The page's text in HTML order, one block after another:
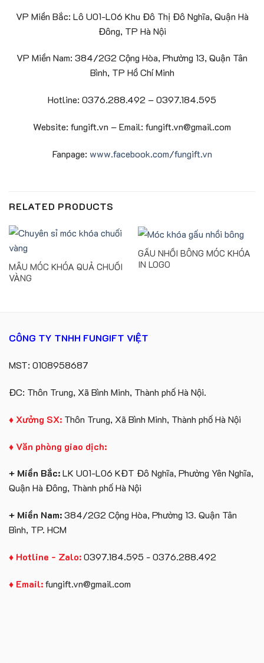
VP Miền Bắc: Lô U01-L06 Khu Đô Thị Đô Nghĩa, Quận Hà
Đông, TP Hà Nội
VP Miền Nam: 384/2G2 Cộng Hòa, Phường 13, Quận Tân
Bình, TP Hồ Chí Minh
Hotline: 0376.288.492 – 0397.184.595
Website: fungift.vn – Email: fungift.vn@gmail.com
Fanpage: www.facebook.com/fungift.vn
RELATED PRODUCTS
MẪU MÓC KHÓA QUẢ CHUỐI
VÀNG
GẤU NHỒI BÔNG MÓC KHÓA
IN LOGO
CÔNG TY TNHH FUNGIFT VIỆT
MST: 0108958687
ĐC: Thôn Trung, Xã Bình Minh, Thành phố Hà Nội.
♦ Xưởng SX: Thôn Trung, Xã Bình Minh, Thành phố Hà Nội
♦ Văn phòng giao dịch:
+ Miền Bắc:LK U01-L06 KĐT Đô Nghĩa, Phường Yên Nghĩa,
Quận Hà Đông, Thành phố Hà Nội
+ Miền Nam:384/2G2 Cộng Hòa, Phường 13. Quận Tân
Bình, TP. HCM
♦ Hotline - Zalo:0397.184.595 - 0376.288.492
♦ Email:fungift.vn@gmail.com